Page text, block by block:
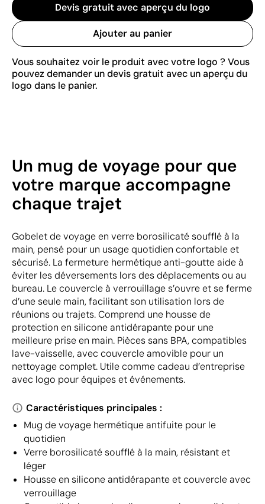
Devis gratuit avec aperçu du logo
Ajouter au panier
Vous souhaitez voir le produit avec votre logo ? Vous
pouvez demander un devis gratuit avec un aperçu du
logo dans le panier.
Un mug de voyage pour que
votre marque accompagne
chaque trajet
Gobelet de voyage en verre borosilicaté soufflé à la
main, pensé pour un usage quotidien confortable et
sécurisé. La fermeture hermétique anti-goutte aide à
éviter les déversements lors des déplacements ou au
bureau. Le couvercle à verrouillage s’ouvre et se ferme
d’une seule main, facilitant son utilisation lors de
réunions ou trajets. Comprend une housse de
protection en silicone antidérapante pour une
meilleure prise en main. Pièces sans BPA, compatibles
lave-vaisselle, avec couvercle amovible pour un
nettoyage complet. Utile comme cadeau d’entreprise
avec logo pour équipes et événements.
Caractéristiques principales :
Mug de voyage hermétique antifuite pour le
quotidien
Verre borosilicaté soufflé à la main, résistant et
léger
Housse en silicone antidérapante et couvercle avec
verrouillage